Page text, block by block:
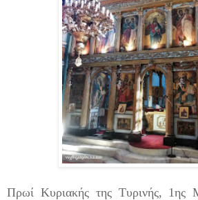
Πρωί Κυριακής της Τυρινής, 1ης